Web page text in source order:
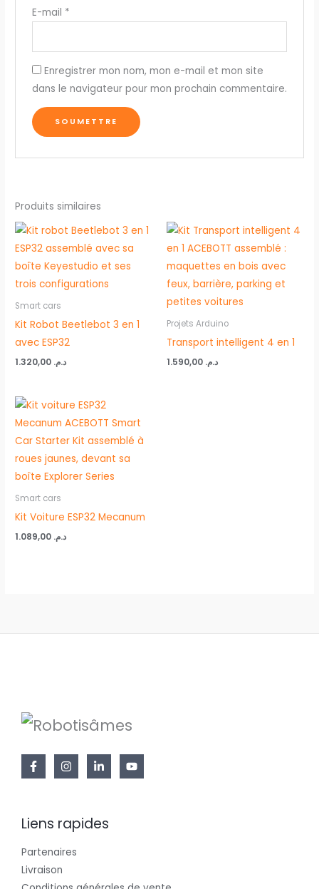
E-mail *
Enregistrer mon nom, mon e-mail et mon site
dans le navigateur pour mon prochain commentaire.
Produits similaires
Smart cars
Kit Robot Beetlebot 3 en 1
avec ESP32
د.م.
Projets Arduino
Transport intelligent 4 en 1
د.م.
Smart cars
Kit Voiture ESP32 Mecanum
د.م.
Liens rapides
Partenaires
Livraison